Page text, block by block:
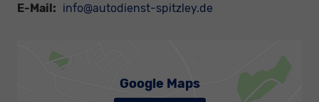
E-Mail: info@autodienst-spitzley.de
Google Maps